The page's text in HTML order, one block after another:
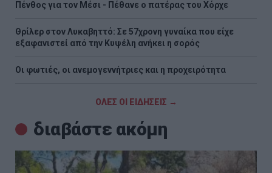
Πένθος για τον Μέσι - Πέθανε ο πατέρας του Χόρχε
Θρίλερ στον Λυκαβηττό: Σε 57χρονη γυναίκα που είχε
εξαφανιστεί από την Κυψέλη ανήκει η σορός
Οι φωτιές, οι ανεμογεννήτριες και η προχειρότητα
ΟΛΕΣ ΟΙ ΕΙΔΗΣΕΙΣ →
διαβάστε ακόμη